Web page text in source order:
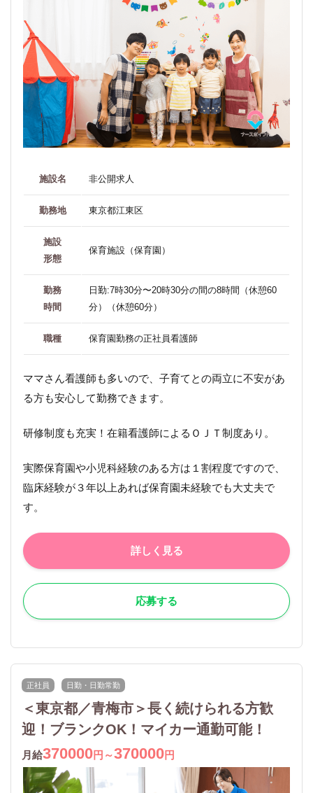
施設名 非公開求人
勤務地 東京都江東区
施設
形態
保育施設（保育園）
勤務
時間
日勤:7時30分〜20時30分の間の8時間（休憩60
分）（休憩60分）
職種 保育園勤務の正社員看護師
ママさん看護師も多いので、子育てとの両立に不安があ
る方も安心して勤務できます。
研修制度も充実！在籍看護師によるＯＪＴ制度あり。
実際保育園や小児科経験のある方は１割程度ですので、
臨床経験が３年以上あれば保育園未経験でも大丈夫で
す。
詳しく見る
応募する
正社員 日勤・日勤常勤
＜東京都／青梅市＞長く続けられる方歓
迎！ブランクOK！マイカー通勤可能！
月給370000円～370000円